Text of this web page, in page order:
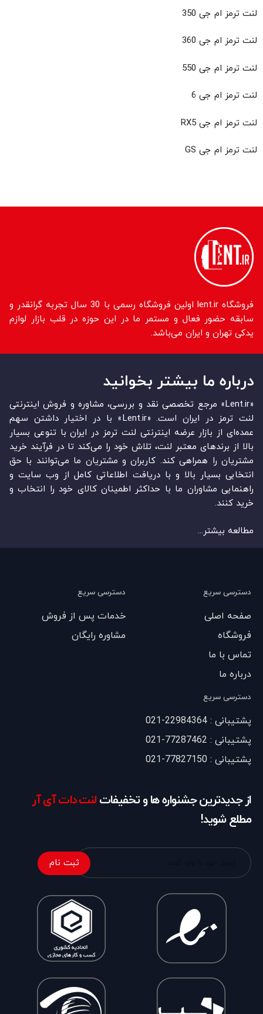
لنت ترمز ام جی 350
لنت ترمز ام جی 360
لنت ترمز ام جی 550
لنت ترمز ام جی 6
لنت ترمز ام جی RX5
لنت ترمز ام جی GS
فروشگاه lent.ir اولین فروشگاه رسمی با 30 سال تجربه گرانقدر و
سابقه حضور فعال و مستمر ما در این حوزه در قلب بازار لوازم
یدکی تهران و ایران می‌باشد.
درباره ما بیشتر بخوانید
«Lent.ir» مرجع تخصصی نقد و بررسی، مشاوره و فروش اینترنتی
لنت ترمز در ایران است. «Lent.ir» با در اختیار داشتن سهم
عمده‏‌ای از بازار عرضه اینترنتی لنت ترمز در ایران با تنوعی بسیار
بالا از برندهای معتبر لنت، تلاش خود را می‌‏‏کند تا در فرآیند خرید
مشتریان را همراهی کند. کاربران و مشتریان ما می‏‏‌توانند با حق
انتخابی بسیار بالا و با دریافت اطلاعاتی کامل از وب سایت و
راهنمایی مشاوران ما با حداکثر اطمینان کالای خود را انتخاب و
خرید کنند.
مطالعه بیشتر...
دسترسی سریع
صفحه اصلی
فروشگاه
تماس با ما
درباره ما
دسترسی سریع
خدمات پس از فروش
مشاوره رایگان
دسترسی سریع
پشتیبانی : 22984364-021
پشتیبانی : 77287462-021
پشتیبانی : 77827150-021
از جدیدترین جشنواره ها و تخفیفاتلنت دات آی آر
مطلع شوید!
ثبت نام